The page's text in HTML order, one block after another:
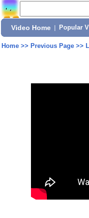
Video Home Popular
Home>> Previous Page>>